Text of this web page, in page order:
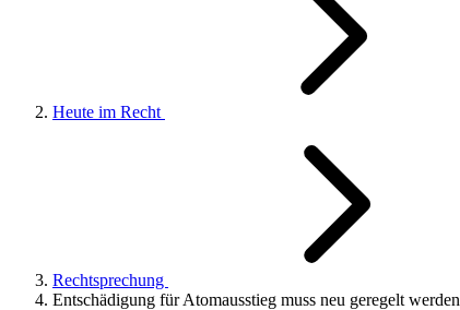
Heute im Recht
Rechtsprechung
Entschädigung für Atomausstieg muss neu geregelt werden